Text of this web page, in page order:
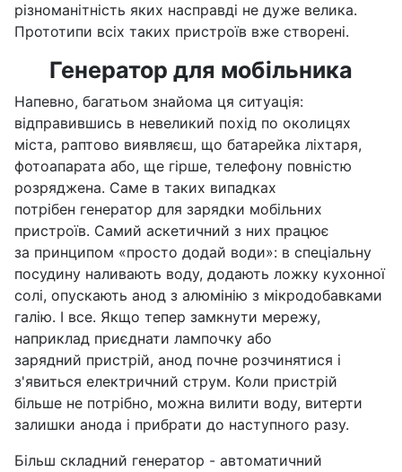
різноманітність яких насправді не дуже велика.
Прототипи всіх таких пристроїв вже створені.
Генератор для мобільника
Напевно, багатьом знайома ця ситуація:
відправившись в невеликий похід по околицях
міста, раптово виявляєш, що батарейка ліхтаря,
фотоапарата або, ще гірше, телефону повністю
розряджена. Саме в таких випадках
потрібен генератор для зарядки мобільних
пристроїв. Самий аскетичний з них працює
за принципом «просто додай води»: в спеціальну
посудину наливають воду, додають ложку кухонної
солі, опускають анод з алюмінію з мікродобавками
галію. І все. Якщо тепер замкнути мережу,
наприклад приєднати лампочку або
зарядний пристрій, анод почне розчинятися і
з'явиться електричний струм. Коли пристрій
більше не потрібно, можна вилити воду, витерти
залишки анода і прибрати до наступного разу.
Більш складний генератор - автоматичний